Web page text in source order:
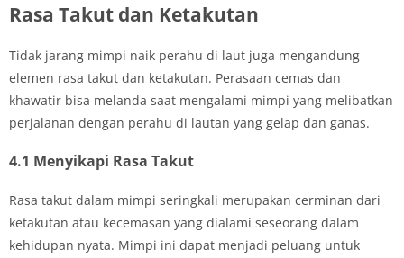
Rasa Takut dan Ketakutan
Tidak jarang mimpi naik perahu di laut juga mengandung
elemen rasa takut dan ketakutan. Perasaan cemas dan
khawatir bisa melanda saat mengalami mimpi yang melibatkan
perjalanan dengan perahu di lautan yang gelap dan ganas.
4.1 Menyikapi Rasa Takut
Rasa takut dalam mimpi seringkali merupakan cerminan dari
ketakutan atau kecemasan yang dialami seseorang dalam
kehidupan nyata. Mimpi ini dapat menjadi peluang untuk